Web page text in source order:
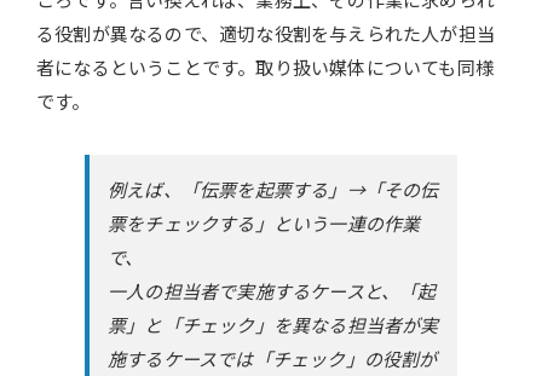
る役割が異なるので、適切な役割を与えられた人が担当
者になるということです。取り扱い媒体についても同様
です。
例えば、「伝票を起票する」→「その伝
票をチェックする」という一連の作業
で、
一人の担当者で実施するケースと、「起
票」と「チェック」を異なる担当者が実
施するケースでは「チェック」の役割が